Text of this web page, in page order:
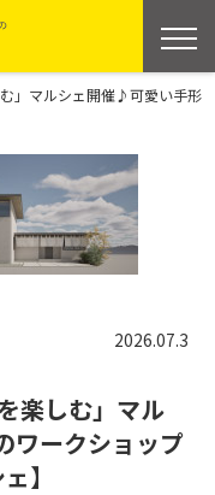
む」マルシェ開催♪可愛い手
2026.07.3
楽しむ」マル
ワークショップ
】